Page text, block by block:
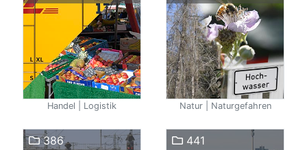
Handel | Logistik Natur | Naturgefahren
386 441